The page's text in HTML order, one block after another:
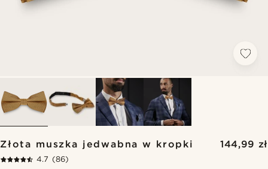
Złota muszka jedwabna w kropki 144,99 zł
4.7 (86)